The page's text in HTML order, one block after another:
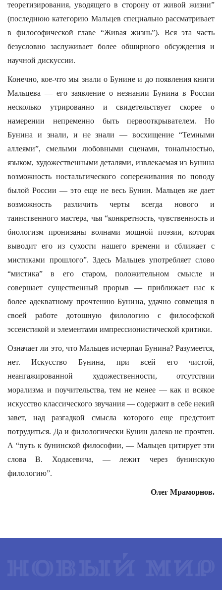
теоретизирования, уводящего в сторону от живой жизни”
(последнюю категорию Мальцев специально рассматривает
в философической главе “Живая жизнь”). Вся эта часть
безусловно заслуживает более обширного обсуждения и
научной дискуссии.
Конечно, кое-что мы знали о Бунине и до появления книги
Мальцева — его заявление о незнании Бунина в России
несколько утрированно и свидетельствует скорее о
намерении непременно быть первооткрывателем. Но
Бунина и знали, и не знали — восхищение “Темными
аллеями”, смелыми любовными сценами, тональностью,
языком, художественными деталями, извлекаемая из Бунина
возможность ностальгического сопереживания по поводу
былой России — это еще не весь Бунин. Мальцев же дает
возможность различить черты всегда нового и
таинственного мастера, чья “конкретность, чувственность и
биологизм пронизаны волнами мощной поэзии, которая
выводит его из сухости нашего времени и сближает с
мистиками прошлого”. Здесь Мальцев употребляет слово
“мистика” в его старом, положительном смысле и
совершает существенный прорыв — приближает нас к
более адекватному прочтению Бунина, удачно совмещая в
своей работе дотошную филологию с философской
эссеистикой и элементами импрессионистической критики.
Означает ли это, что Мальцев исчерпал Бунина? Разумеется,
нет. Искусство Бунина, при всей его чистой,
неангажированной художественности, отсутствии
морализма и поучительства, тем не менее — как и всякое
искусство классического звучания — содержит в себе некий
завет, над разгадкой смысла которого еще предстоит
потрудиться. Да и филологически Бунин далеко не прочтен.
А “путь к бунинской философии, — Мальцев цитирует эти
слова В. Ходасевича, — лежит через бунинскую
филологию”.
Олег Мраморнов.